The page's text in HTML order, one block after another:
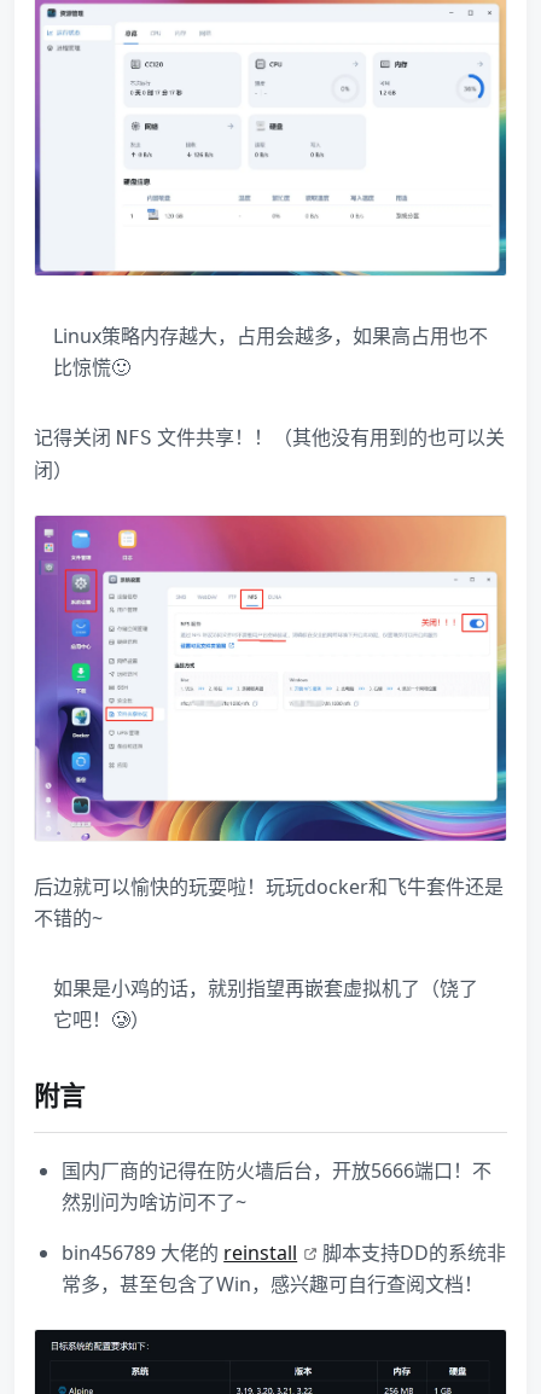
Linux策略内存越大，占用会越多，如果高占用也不
比惊慌🙂
记得关闭 NFS 文件共享！！（其他没有用到的也可以关
闭）
后边就可以愉快的玩耍啦！玩玩docker和飞牛套件还是
不错的~
如果是小鸡的话，就别指望再嵌套虚拟机了（饶了
它吧！🥲）
附言
国内厂商的记得在防火墙后台，开放5666​端口！不
然别问为啥访问不了~
​bin456789​ 大佬的 reinstall
脚本支持DD的系统非
常多，甚至包含了Win，感兴趣可自行查阅文档！